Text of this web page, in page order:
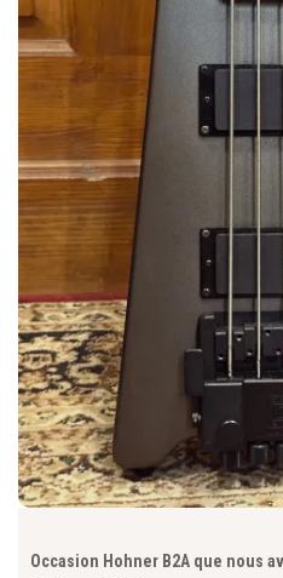
Occasion Hohner B2A que nous